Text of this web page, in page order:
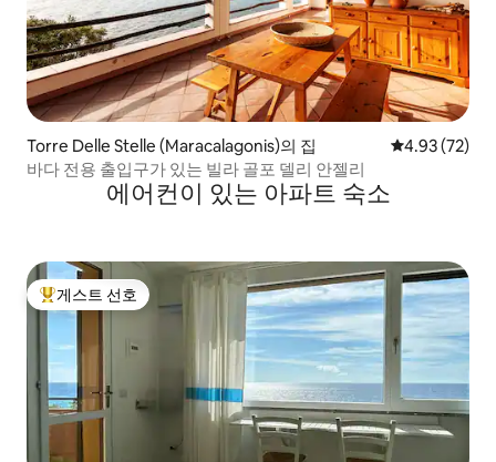
Torre Delle Stelle (Maracalagonis)의 집 평점 4.93점(5
4.93 (72)
바다 전용 출입구가 있는 빌라 골포 델리 안젤리
에어컨이 있는 아파트 숙소
상위 게스트 선호
게스트 선호